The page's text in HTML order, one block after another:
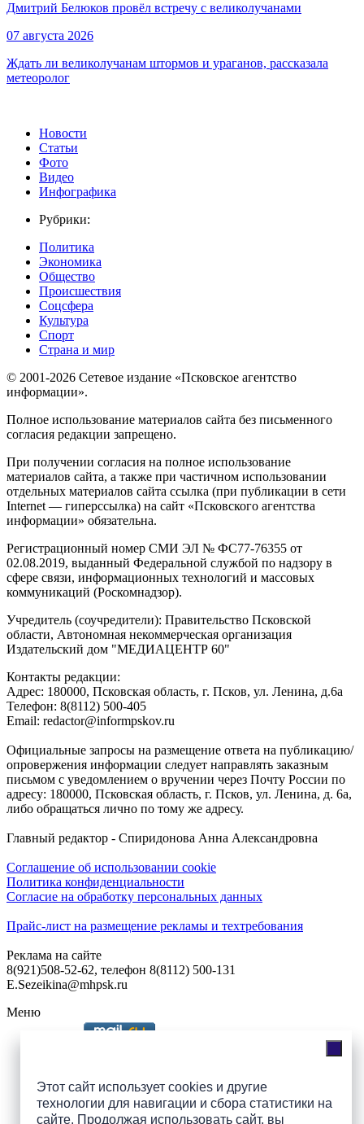
Этот сайт использует cookies и другие
технологии для навигации и сбора статистики на
сайте. Продолжая использовать сайт, вы
Дмитрий Белюков провёл встречу с великолучанами
07 августа 2026
Ждать ли великолучанам штормов и ураганов, рассказала
метеоролог
Новости
Статьи
Фото
Видео
Инфографика
Рубрики:
Политика
Экономика
Общество
Происшествия
Соцсфера
Культура
Спорт
Страна и мир
© 2001-2026 Сетевое издание «Псковское агентство
информации».
Полное использование материалов сайта без письменного
согласия редакции запрещено.
При получении согласия на полное использование
материалов сайта, а также при частичном использовании
отдельных материалов сайта ссылка (при публикации в сети
Internet — гиперссылка) на сайт «Псковского агентства
информации» обязательна.
Регистрационный номер СМИ ЭЛ № ФС77-76355 от
02.08.2019, выданный Федеральной службой по надзору в
сфере связи, информационных технологий и массовых
коммуникаций (Роскомнадзор).
Учредитель (соучредители): Правительство Псковской
области, Автономная некоммерческая организация
Издательский дом "МЕДИАЦЕНТР 60"
Контакты редакции:
Адреc: 180000, Псковская область, г. Псков, ул. Ленина, д.6а
Телефон: 8(8112) 500-405
Email: redactor@informpskov.ru
Официальные запросы на размещение ответа на публикацию/
опровержения информации следует направлять заказным
письмом с уведомлением о вручении через Почту России по
адресу: 180000, Псковская область, г. Псков, ул. Ленина, д. 6а,
либо обращаться лично по тому же адресу.
Главный редактор - Спиридонова Анна Александровна
Соглашение об использовании cookie
Политика конфиденциальности
Согласие на обработку персональных данных
Прайс-лист на размещение рекламы и техтребования
Реклама на сайте
8(921)508-52-62, телефон 8(8112) 500-131
E.Sezeikina@mhpsk.ru
Меню